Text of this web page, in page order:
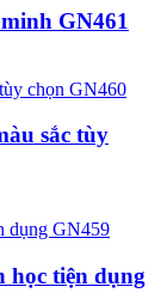
GN461
sắc tùy
học tiện dụng